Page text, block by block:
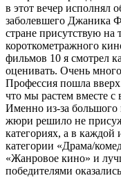
в этот вечер исполнял
заболевшего Джаника
стране присутствую на
короткометражного
фильмов 10 я смотрел
оценивать. Очень
Профессия пошла
что мы растем вместе с
Именно из-за большого
жюри решило не
категориях, а в
категории «Драма/
«Жанровое кино» и
победителями